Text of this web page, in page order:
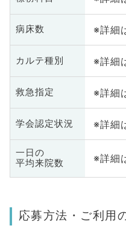
病床数 ※詳細
カルテ種別 ※詳細
救急指定 ※詳細
学会認定状況 ※詳細
一日の
平均来院数
※詳細
応募方法・ご利用